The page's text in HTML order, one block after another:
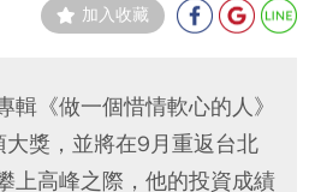
加入收藏
輯《做一個惜情軟心的人》
獎，並將在9月重返台北
上高峰之際，他的投資成績